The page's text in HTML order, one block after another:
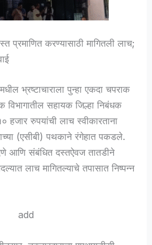
करण्यासाठी मागितली लाच;
भ्रष्टाचाराला पुन्हा एकदा चपराक
सहायक जिल्हा निबंधक
हजार रुपयांची लाच स्वीकारताना
(एसीबी) पथकाने रंगेहात पकडले.
आणि संबंधित दस्तऐवज तातडीने
लाच मागितल्याचे तपासात निष्पन्न